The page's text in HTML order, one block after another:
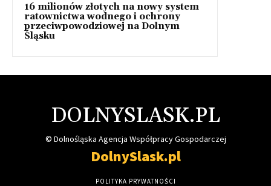
16 milionów złotych na nowy system
ratownictwa wodnego i ochrony
przeciwpowodziowej na Dolnym
Śląsku
DOLNYSLASK.PL
© Dolnośląska Agencja Współpracy Gospodarczej
DolnySlask.pl
POLITYKA PRYWATNOŚCI